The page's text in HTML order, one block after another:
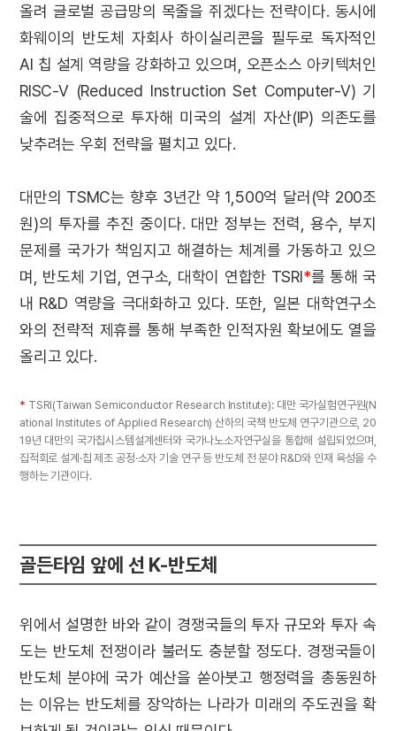
올려 글로벌 공급망의 목줄을 쥐겠다는 전략이다. 동시에
화웨이의 반도체 자회사 하이실리콘을 필두로 독자적인
AI 칩 설계 역량을 강화하고 있으며, 오픈소스 아키텍처인
RISC-V (Reduced Instruction Set Computer-V) 기
술에 집중적으로 투자해 미국의 설계 자산(IP) 의존도를
낮추려는 우회 전략을 펼치고 있다.
대만의 TSMC는 향후 3년간 약 1,500억 달러(약 200조
원)의 투자를 추진 중이다. 대만 정부는 전력, 용수, 부지
문제를 국가가 책임지고 해결하는 체계를 가동하고 있으
며, 반도체 기업, 연구소, 대학이 연합한 TSRI*를 통해 국
내 R&D 역량을 극대화하고 있다. 또한, 일본 대학연구소
와의 전략적 제휴를 통해 부족한 인적자원 확보에도 열을
올리고 있다.
* TSRI(Taiwan Semiconductor Research Institute): 대만 국가실험연구원(N
ational Institutes of Applied Research) 산하의 국책 반도체 연구기관으로, 20
19년 대만의 국가칩시스템설계센터와 국가나노소자연구실을 통합해 설립되었으며,
집적회로 설계·칩 제조 공정·소자 기술 연구 등 반도체 전 분야 R&D와 인재 육성을 수
행하는 기관이다.
골든타임 앞에 선 K-반도체
위에서 설명한 바와 같이 경쟁국들의 투자 규모와 투자 속
도는 반도체 전쟁이라 불러도 충분할 정도다. 경쟁국들이
반도체 분야에 국가 예산을 쏟아붓고 행정력을 총동원하
는 이유는 반도체를 장악하는 나라가 미래의 주도권을 확